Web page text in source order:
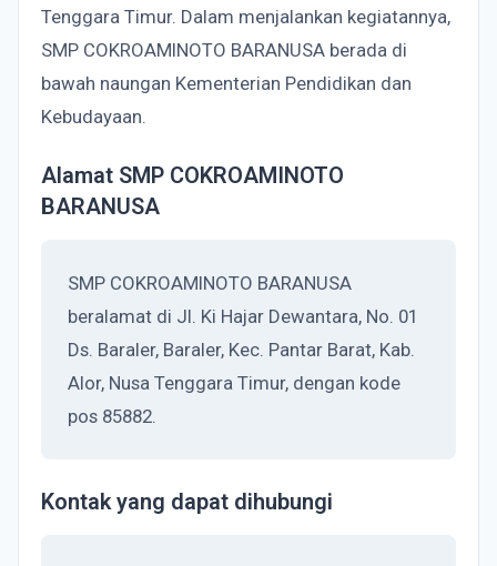
Tenggara Timur. Dalam menjalankan kegiatannya,
SMP COKROAMINOTO BARANUSA berada di
bawah naungan Kementerian Pendidikan dan
Kebudayaan.
Alamat SMP COKROAMINOTO
BARANUSA
SMP COKROAMINOTO BARANUSA
beralamat di Jl. Ki Hajar Dewantara, No. 01
Ds. Baraler, Baraler, Kec. Pantar Barat, Kab.
Alor, Nusa Tenggara Timur, dengan kode
pos 85882.
Kontak yang dapat dihubungi